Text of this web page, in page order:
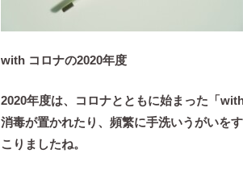
with コロナの2020年度
2020年度は、コロナとともに始まった 「
消毒が置かれたり、頻繁に手洗いうがいを
こりましたね。